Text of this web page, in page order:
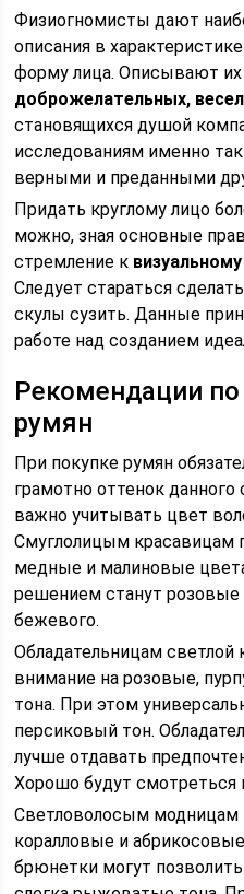
Физиогномисты дают
описания в
форму лица. Описывают
доброжелательных,
становящихся душой
исследованиям именно
верными и преданными
Придать круглому лицо
можно, зная основные
стремление к
Следует стараться
скулы сузить. Данные
работе над созданием
Рекомендации
румян
При покупке румян
грамотно оттенок
важно учитывать цвет
Смуглолицым красавицам
медные и малиновые
решением станут
бежевого.
Обладательницам светлой
внимание на розовые,
тона. При этом
персиковый тон.
лучше отдавать
Хорошо будут смотреться
Светловолосым модницам
коралловые и
брюнетки могут